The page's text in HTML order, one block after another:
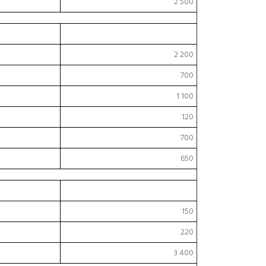
2 200
700
1 100
120
700
650
150
220
3 400